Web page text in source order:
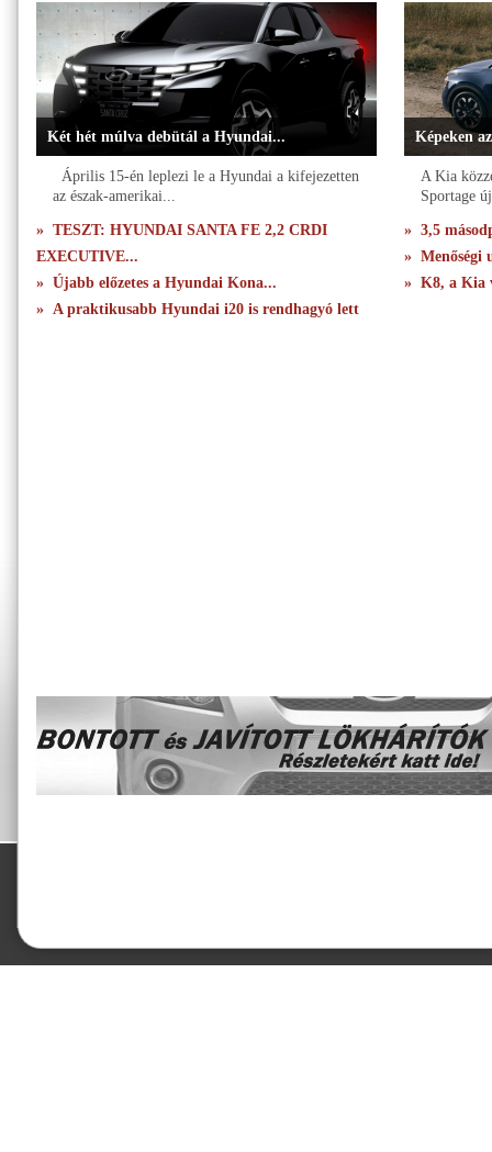
Két hét múlva debütál a Hyundai...
Április 15-én leplezi le a Hyundai a kifejezetten
az észak-amerikai...
» TESZT: HYUNDAI SANTA FE 2,2 CRDI
EXECUTIVE...
» Újabb előzetes a Hyundai Kona...
» A praktikusabb Hyundai i20 is rendhagyó lett
Képeken
A Kia
Sportage
» 3,5
» Menőségi
» K8, a Kia